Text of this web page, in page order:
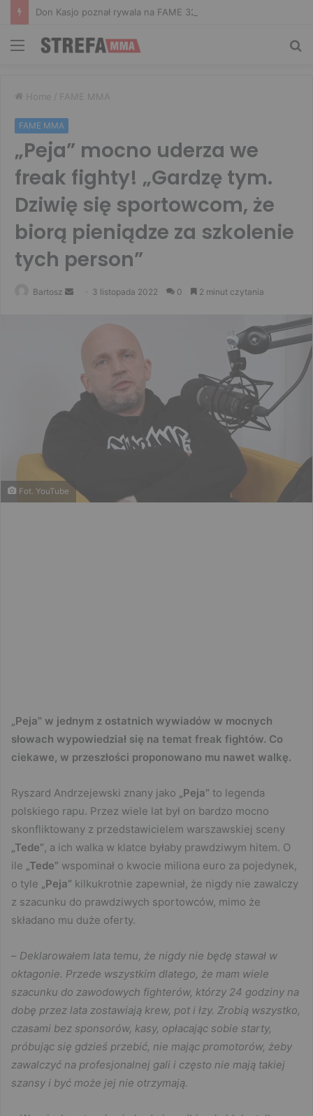
Menu
Home / FAME MMA
FAME MMA
„Peja” mocno uderza we
freak fighty! „Gardzę tym.
Dziwię się sportowcom, że
biorą pieniądze za szkolenie
tych person”
Bartosz
Send 3 listopada 2022 0 2 minut czytania
Fot. YouTube
„Peja” w jednym z ostatnich wywiadów w mocnych
słowach wypowiedział się na temat freak fightów. Co
ciekawe, w przeszłości proponowano mu nawet walkę.
Ryszard Andrzejewski znany jako „Peja” to legenda
polskiego rapu. Przez wiele lat był on bardzo mocno
skonfliktowany z przedstawicielem warszawskiej sceny
„Tede”, a ich walka w klatce byłaby prawdziwym hitem. O
ile „Tede” wspominał o kwocie miliona euro za pojedynek,
o tyle
„Peja” kilkukrotnie zapewniał, że nigdy nie zawalczy
z szacunku do prawdziwych sportowców, mimo że
składano mu duże oferty.
– Deklarowałem lata temu, że nigdy nie będę stawał w
oktagonie. Przede wszystkim dlatego, że mam wiele
szacunku do zawodowych fighterów, którzy 24 godziny na
dobę przez lata zostawiają krew, pot i łzy. Zrobią wszystko,
czasami bez sponsorów, kasy, opłacając sobie starty,
próbując się gdzieś przebić, nie mając promotorów, żeby
zawalczyć na profesjonalnej gali i często nie mają takiej
szansy i być może jej nie otrzymają.